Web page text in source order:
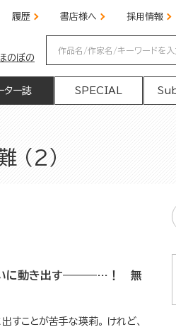
履歴 書店様へ 採用情報
のぼの
ター誌 SPECIAL
（2）
ついに動き出す―――…！ 無
すことが苦手な瑛莉。 けれど、